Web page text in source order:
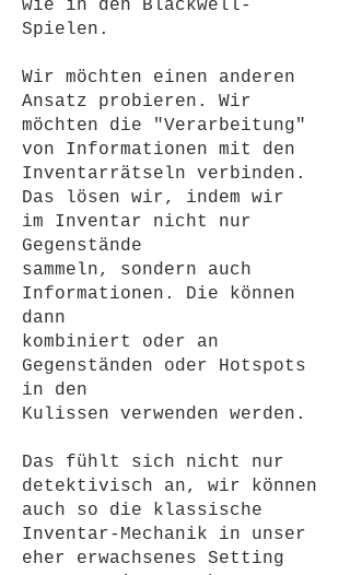
wie in den Blackwell-
Spielen.
Wir möchten einen anderen
Ansatz probieren. Wir
möchten die "Verarbeitung"
von Informationen mit den
Inventarrätseln verbinden.
Das lösen wir, indem wir
im Inventar nicht nur
Gegenstände
sammeln, sondern auch
Informationen. Die können
dann
kombiniert oder an
Gegenständen oder Hotspots
in den
Kulissen verwenden werden.
Das fühlt sich nicht nur
detektivisch an, wir können
auch so die klassische
Inventar-Mechanik in unser
eher erwachsenes Setting